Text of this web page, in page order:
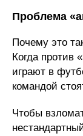
Проблема
Почему это
Когда против
играют в
командой
Чтобы